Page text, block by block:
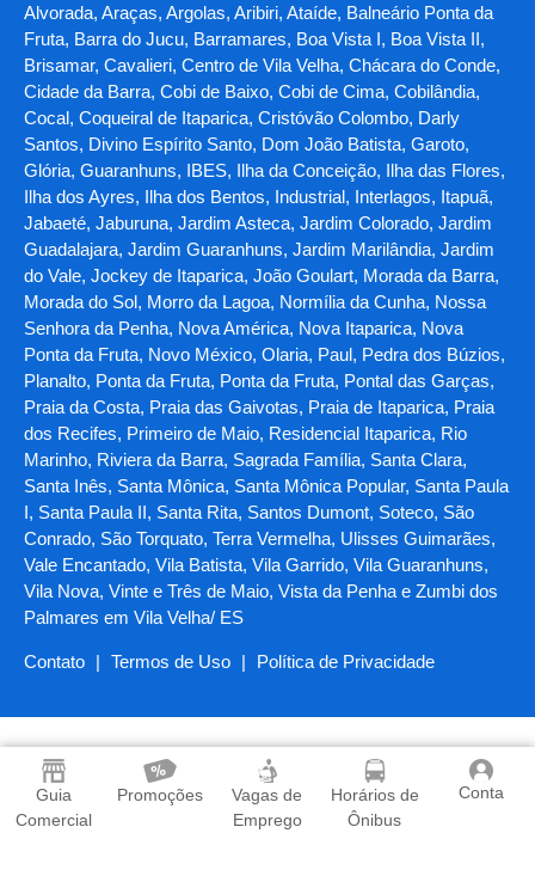
Guia
Comercial
Promoções
Vagas de
Emprego
Horários de
Ônibus
Conta
Alvorada, Araças, Argolas, Aribiri, Ataíde, Balneário Ponta da
Fruta, Barra do Jucu, Barramares, Boa Vista I, Boa Vista II,
Brisamar, Cavalieri, Centro de Vila Velha, Chácara do Conde,
Cidade da Barra, Cobi de Baixo, Cobi de Cima, Cobilândia,
Cocal, Coqueiral de Itaparica, Cristóvão Colombo, Darly
Santos, Divino Espírito Santo, Dom João Batista, Garoto,
Glória, Guaranhuns, IBES, Ilha da Conceição, Ilha das Flores,
Ilha dos Ayres, Ilha dos Bentos, Industrial, Interlagos, Itapuã,
Jabaeté, Jaburuna, Jardim Asteca, Jardim Colorado, Jardim
Guadalajara, Jardim Guaranhuns, Jardim Marilândia, Jardim
do Vale, Jockey de Itaparica, João Goulart, Morada da Barra,
Morada do Sol, Morro da Lagoa, Normília da Cunha, Nossa
Senhora da Penha, Nova América, Nova Itaparica, Nova
Ponta da Fruta, Novo México, Olaria, Paul, Pedra dos Búzios,
Planalto, Ponta da Fruta, Ponta da Fruta, Pontal das Garças,
Praia da Costa, Praia das Gaivotas, Praia de Itaparica, Praia
dos Recifes, Primeiro de Maio, Residencial Itaparica, Rio
Marinho, Riviera da Barra, Sagrada Família, Santa Clara,
Santa Inês, Santa Mônica, Santa Mônica Popular, Santa Paula
I, Santa Paula II, Santa Rita, Santos Dumont, Soteco, São
Conrado, São Torquato, Terra Vermelha, Ulisses Guimarães,
Vale Encantado, Vila Batista, Vila Garrido, Vila Guaranhuns,
Vila Nova, Vinte e Três de Maio, Vista da Penha e Zumbi dos
Palmares em Vila Velha/ ES
Contato | Termos de Uso | Política de Privacidade
Baixe o App